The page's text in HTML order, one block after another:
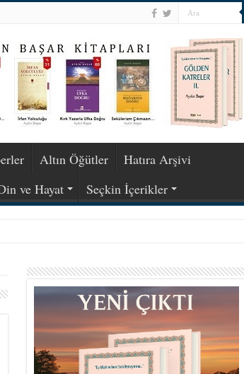
Altın Öğütler
Hatıra Arşivi
ve Hayat Seçkin İçerikler